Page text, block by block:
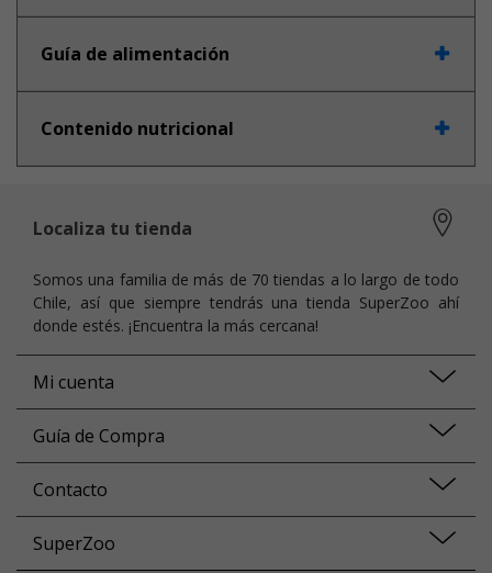
Guía de alimentación
Contenido nutricional
Localiza tu tienda
Somos una familia de más de 70 tiendas a lo largo de todo
Chile, así que siempre tendrás una tienda SuperZoo ahí
donde estés. ¡Encuentra la más cercana!
Mi cuenta
Guía de Compra
Contacto
SuperZoo